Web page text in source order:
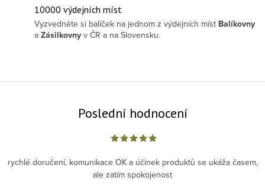
10000 výdejních míst
Vyzvedněte si balíček na jednom z výdejních míst Balíkovny
a Zásilkovny v ČR a na Slovensku.
Poslední hodnocení
rychlé doručení, komunikace OK a účinek produktů se ukáža časem,
ale zatím spokojenost